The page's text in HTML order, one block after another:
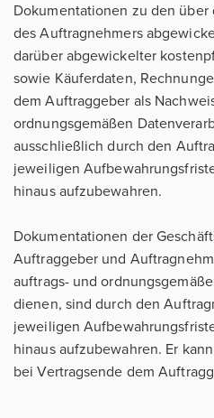
Dokumentationen zu den
des Auftragnehmers
darüber abgewickelter
sowie Käuferdaten,
dem Auftraggeber als
ordnungsgemäßen
ausschließlich durch den
jeweiligen
hinaus aufzubewahren.
Dokumentationen der
Auftraggeber und
auftrags- und
dienen, sind durch den
jeweiligen
hinaus aufzubewahren. Er
bei Vertragsende dem